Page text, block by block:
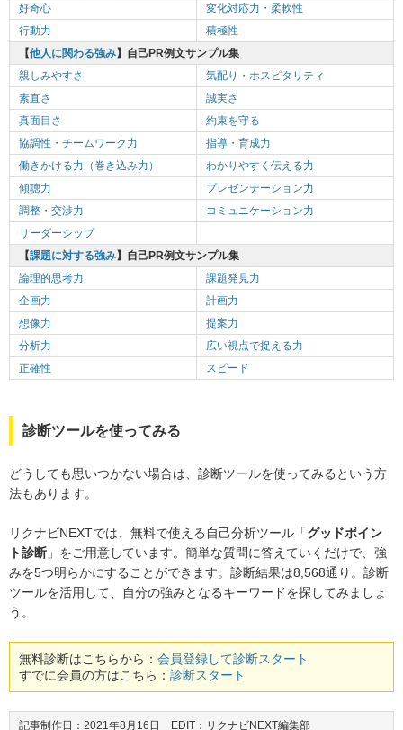
好奇心
変化対応力・柔軟性
行動力
積極性
【他人に関わる強み】自己PR例文サンプル集
親しみやすさ
気配り・ホスピタリティ
素直さ
誠実さ
真面目さ
約束を守る
協調性・チームワーク力
指導・育成力
働きかける力（巻き込み力）
わかりやすく伝える力
傾聴力
プレゼンテーション力
調整・交渉力
コミュニケーション力
リーダーシップ
【課題に対する強み】自己PR例文サンプル集
論理的思考力
課題発見力
企画力
計画力
想像力
提案力
分析力
広い視点で捉える力
正確性
スピード
診断ツールを使ってみる
どうしても思いつかない場合は、診断ツールを使ってみるという方
法もあります。
リクナビNEXTでは、無料で使える自己分析ツール「グッドポイン
ト診断 」をご用意しています。簡単な質問に答えていくだけで、強
みを5つ明らかにすることができます。診断結果は8,568通り。診断
ツールを活用して、自分の強みとなるキーワードを探してみましょ
う。
無料診断はこちらから： 会員登録して診断スタート
すでに会員の方はこちら： 診断スタート
記事制作日：2021年8月16日 EDIT：リクナビNEXT編集部